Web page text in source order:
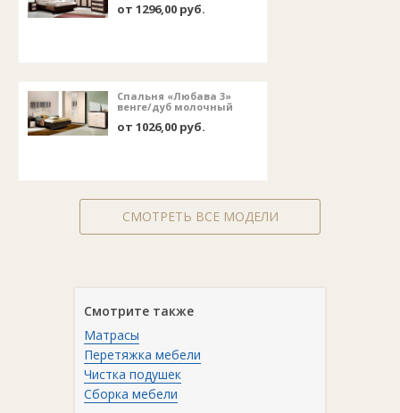
от 1296,00 руб.
Спальня «Любава 3»
венге/дуб молочный
от 1026,00 руб.
СМОТРЕТЬ ВСЕ МОДЕЛИ
Смотрите также
Матрасы
Перетяжка мебели
Чистка подушек
Сборка мебели